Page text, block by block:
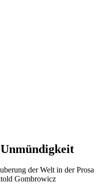
der Welt in der Prosa
Gombrowicz